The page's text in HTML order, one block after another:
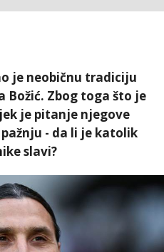
je neobičnu tradiciju
Božić. Zbog toga što je
je pitanje njegove
- da li je katolik
slavi?